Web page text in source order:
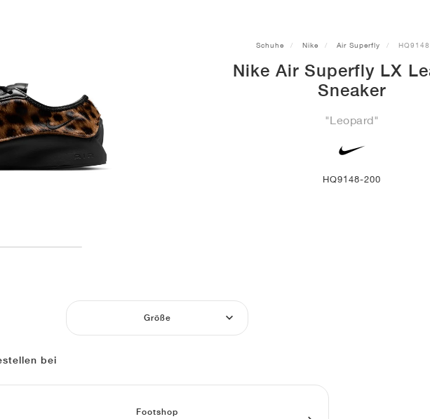
Schuhe Nike Air Superfly
Nike Air Superfly LX
Sneaker
"Leopard"
HQ9148-200
Größe
bei
Footshop